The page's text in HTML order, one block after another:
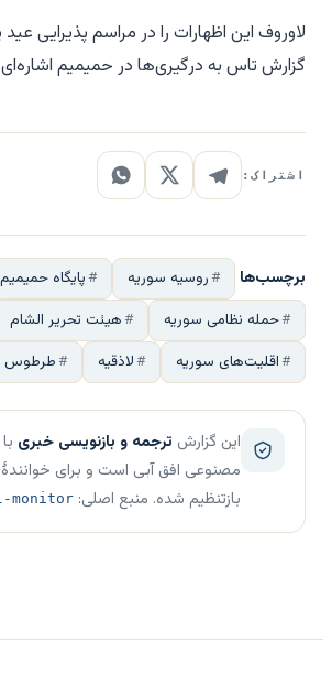
لاوروف این اظهارات را در مراسم پذیرایی
گزارش تاس به درگیری‌ها در حمیمیم اشاره‌ای
اشتراک:
برچسب‌ها روسیه سوریه
پایگاه حمیمیم
حمله نظامی سوریه
هیئت تحریر الشام
اقلیت‌های سوریه
لاذقیه طرطوس
این گزارش ترجمه و بازنویسی خبری
مصنوعی افق آبی است و برای خوانندهٔ
بازتنظیم شده. منبع اصلی: monitor